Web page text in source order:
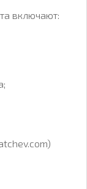
включают: